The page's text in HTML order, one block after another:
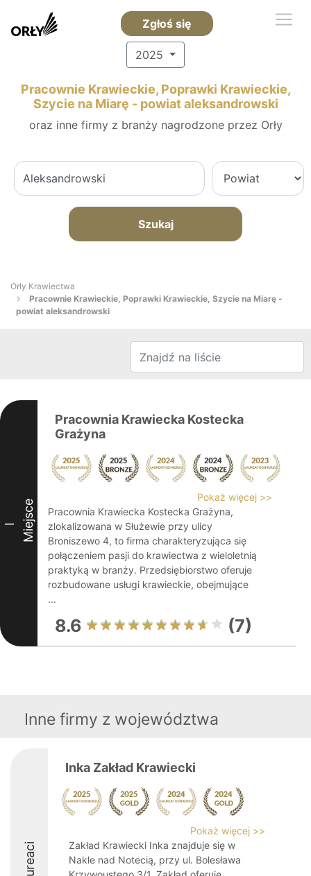
Zgłoś się
2025
Pracownie Krawieckie, Poprawki Krawieckie,
Szycie na Miarę - powiat aleksandrowski
oraz inne firmy z branży nagrodzone przez Orły
Szukaj
Orły Krawiectwa
Pracownie Krawieckie, Poprawki Krawieckie, Szycie na Miarę -
powiat aleksandrowski
I Miejsce
Pracownia Krawiecka Kostecka
Grażyna
Pokaż więcej >>
Pracownia Krawiecka Kostecka Grażyna,
zlokalizowana w Służewie przy ulicy
Broniszewo 4, to firma charakteryzująca się
połączeniem pasji do krawiectwa z wieloletnią
praktyką w branży. Przedsiębiorstwo oferuje
rozbudowane usługi krawieckie, obejmujące
...
8.6 (7)
Inne firmy z województwa
Laureaci
Inka Zakład Krawiecki
Pokaż więcej >>
Zakład Krawiecki Inka znajduje się w
Nakle nad Notecią, przy ul. Bolesława